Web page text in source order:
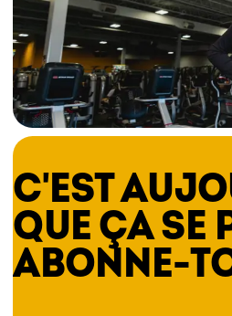
C'EST
QUE ÇA SE
ABONNE-